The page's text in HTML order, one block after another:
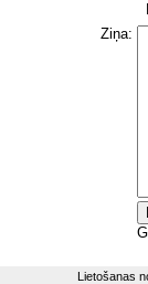
Ziņa:
Lietošanas